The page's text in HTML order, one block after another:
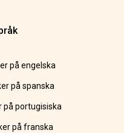
på engelska
på spanska
på portugisiska
på franska